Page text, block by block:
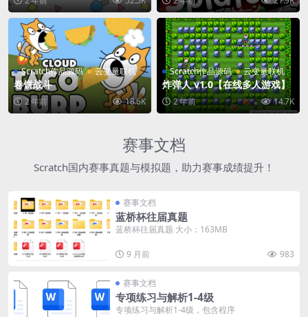
Scratch作品源码 云变量联机
卷饼战斗
2 年前 18.6K
Scratch作品源码 云变量联机
炸弹人 v1.0【在线多人游戏】
2 年前 14.7K
赛事文档
Scratch国内赛事真题与模拟题，助力赛事成绩提升！
赛事文档
蓝桥杯往届真题
蓝桥杯往届真题 大小：163MB
9 月前 983
赛事文档
专项练习与解析1-4级
专项练习与解析1-4级，包含程序